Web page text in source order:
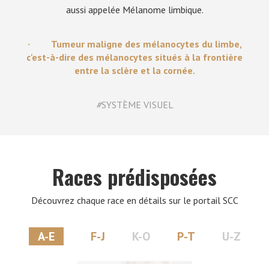
aussi appelée Mélanome limbique.
· Tumeur maligne des mélanocytes du limbe,
c'est-à-dire des mélanocytes situés à la frontière
entre la sclère et la cornée.
#SYSTÈME VISUEL
Races prédisposées
Découvrez chaque race en détails sur le portail SCC
A-E F-J K-O P-T U-Z